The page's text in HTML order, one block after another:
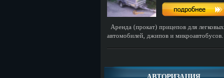
Аренда (прокат) прицепов для легковых
автомобилей, джипов и микроавтобусов.